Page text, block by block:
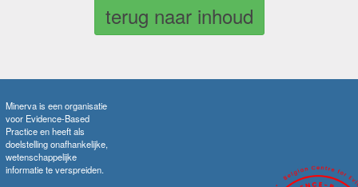
terug naar inhoud
Minerva is een organisatie
voor Evidence-Based
Practice en heeft als
doelstelling onafhankelijke,
wetenschappelijke
informatie te verspreiden.